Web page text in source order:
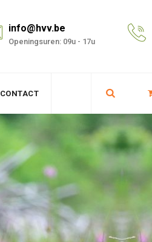
info@hvv.be
Openingsuren: 09u - 17u
CONTACT